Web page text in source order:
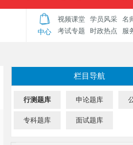
辅导资料 历年真题 模拟
中心
视频课堂 学员风采
名
考试专题
时政热点 服
栏目导航
行测题库 申论题库
专科题库 面试题库